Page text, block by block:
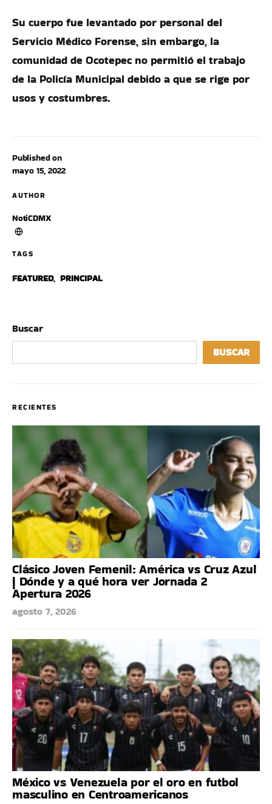
Published on
mayo 15, 2022
AUTHOR
NotiCDMX
TAGS
FEATURED, PRINCIPAL
Su cuerpo fue levantado por personal del
Servicio Médico Forense, sin embargo, la
comunidad de Ocotepec no permitió el trabajo
de la Policía Municipal debido a que se rige por
usos y costumbres.
Buscar
BUSCAR
RECIENTES
Clásico Joven Femenil: América vs Cruz Azul
| Dónde y a qué hora ver Jornada 2
Apertura 2026
agosto 7, 2026
México vs Venezuela por el oro en futbol
masculino en Centroamericanos